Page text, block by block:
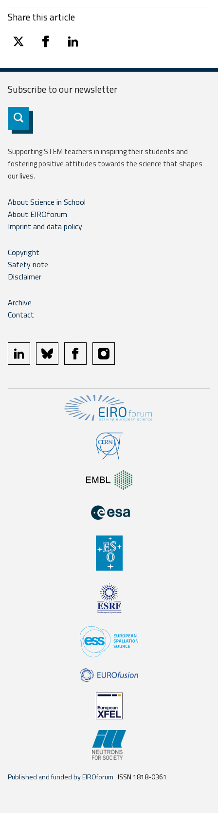
Share this article
twitter facebooklinkedin
Subscribe to ournewsletter
Subscribe
Supporting STEM teachers in inspiring their students and
fostering positive attitudes towards the science that shapes
our lives.
About Science in School
About EIROforum
Imprint and data policy
Copyright
Safety note
Disclaimer
Archive
Contact
linkedin bluesky facebookinstagram
Published and funded by EIROforum ISSN 1818-0361